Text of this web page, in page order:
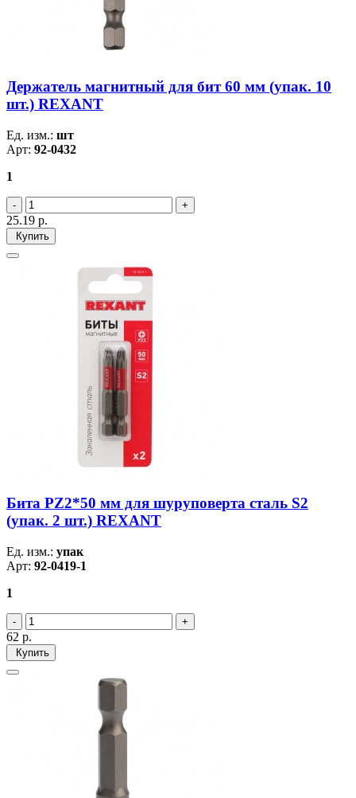
Держатель магнитный для бит 60 мм (упак. 10
шт.) REXANT
Ед. изм.: шт
Арт: 92-0432
1
25.19 р.
Купить
Бита PZ2*50 мм для шуруповерта сталь S2
(упак. 2 шт.) REXANT
Ед. изм.: упак
Арт: 92-0419-1
1
62 р.
Купить